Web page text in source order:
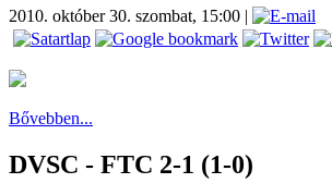
2010. október 30. szombat, 15:00 |
Bővebben...
DVSC - FTC 2-1 (1-0)